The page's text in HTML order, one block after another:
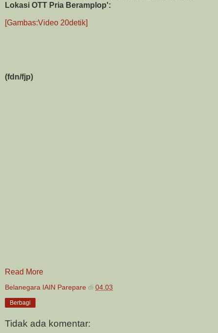
Lokasi OTT Pria Beramplop':
[Gambas:Video 20detik]
(fdn/fjp)
Read More
Belanegara IAIN Parepare di 04.03
Berbagi
Tidak ada komentar: